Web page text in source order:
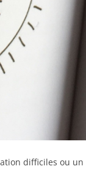
difficiles ou un